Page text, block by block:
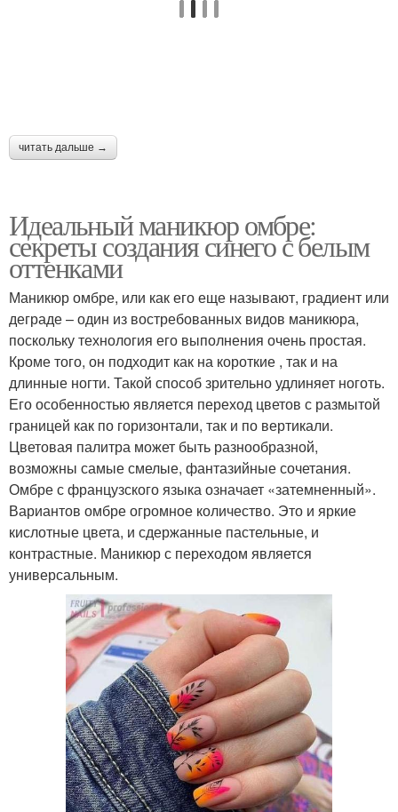
читать дальше →
Идеальный маникюр омбре:
секреты создания синего с белым
оттенками
Маникюр омбре, или как его еще называют, градиент или
деграде – один из востребованных видов маникюра,
поскольку технология его выполнения очень простая.
Кроме того, он подходит как на короткие , так и на
длинные ногти. Такой способ зрительно удлиняет ноготь.
Его особенностью является переход цветов с размытой
границей как по горизонтали, так и по вертикали.
Цветовая палитра может быть разнообразной,
возможны самые смелые, фантазийные сочетания.
Омбре с французского языка означает «затемненный».
Вариантов омбре огромное количество. Это и яркие
кислотные цвета, и сдержанные пастельные, и
контрастные. Маникюр с переходом является
универсальным.